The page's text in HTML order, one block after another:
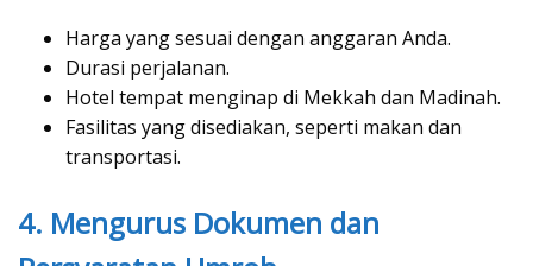
Harga yang sesuai dengan anggaran Anda.
Durasi perjalanan.
Hotel tempat menginap di Mekkah dan Madinah.
Fasilitas yang disediakan, seperti makan dan
transportasi.
4. Mengurus Dokumen dan